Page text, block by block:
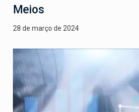
Meios
28 de março de 2024